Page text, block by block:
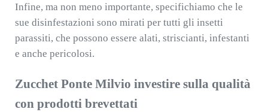
Infine, ma non meno importante, specifichiamo che le
sue disinfestazioni sono mirati per tutti gli insetti
parassiti, che possono essere alati, striscianti, infestanti
e anche pericolosi.
Zucchet Ponte Milvio investire sulla qualità
con prodotti brevettati